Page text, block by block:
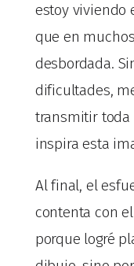
estoy viviendo
que en
desbordada.
dificultades,
transmitir toda
inspira esta
Al final, el
contenta con
porque logré